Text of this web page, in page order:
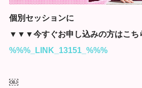
個別セッションに
▼▼▼今すぐお申し込みの方はこ
%%%_LINK_13151_%%%
￼